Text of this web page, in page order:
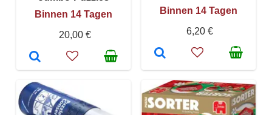
Binnen 14 Tagen
20,00 €
Binnen 14 Tagen
6,20 €